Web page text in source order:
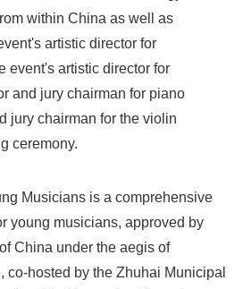
within China as well as
artistic director for
event's artistic director for
and jury chairman for piano
jury chairman for the violin
ceremony.
Musicians is a comprehensive
young musicians, approved by
China under the aegis of
hosted by the Zhuhai Municipal